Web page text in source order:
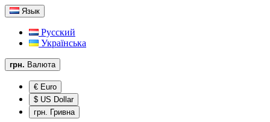
Язык
Русский
Українська
грн. Валюта
€ Euro
$ US Dollar
грн. Гривна